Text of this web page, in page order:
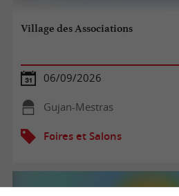
Village des Associations
06/09/2026
Gujan-Mestras
Foires et Salons